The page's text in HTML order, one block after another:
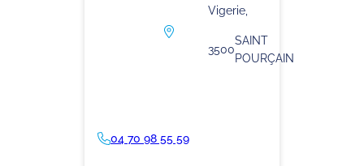
Vigerie,
3500
SAINT
POURÇAIN
04 70 98 55 59